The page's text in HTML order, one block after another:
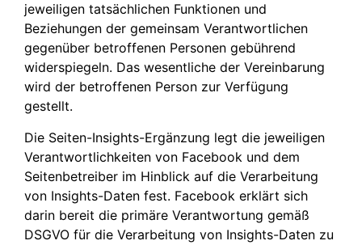
jeweiligen tatsächlichen Funktionen und
Beziehungen der gemeinsam Verantwortlichen
gegenüber betroffenen Personen gebührend
widerspiegeln. Das wesentliche der Vereinbarung
wird der betroffenen Person zur Verfügung
gestellt.
Die Seiten-Insights-Ergänzung legt die jeweiligen
Verantwortlichkeiten von Facebook und dem
Seitenbetreiber im Hinblick auf die Verarbeitung
von Insights-Daten fest. Facebook erklärt sich
darin bereit die primäre Verantwortung gemäß
DSGVO für die Verarbeitung von Insights-Daten zu